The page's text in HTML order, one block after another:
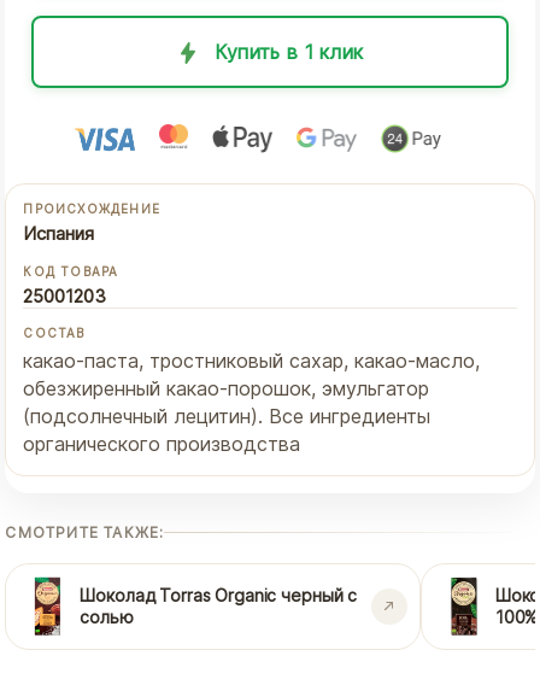
Купить в 1 клик
ПРОИСХОЖДЕНИЕ
Испания
КОД ТОВАРА
25001203
СОСТАВ
какао-паста, тростниковый сахар, какао-масло,
обезжиренный какао-порошок, эмульгатор
(подсолнечный лецитин). Все ингредиенты
органического производства
СМОТРИТЕ ТАКЖЕ:
Шоколад Torras Organic черный с
солью
100%